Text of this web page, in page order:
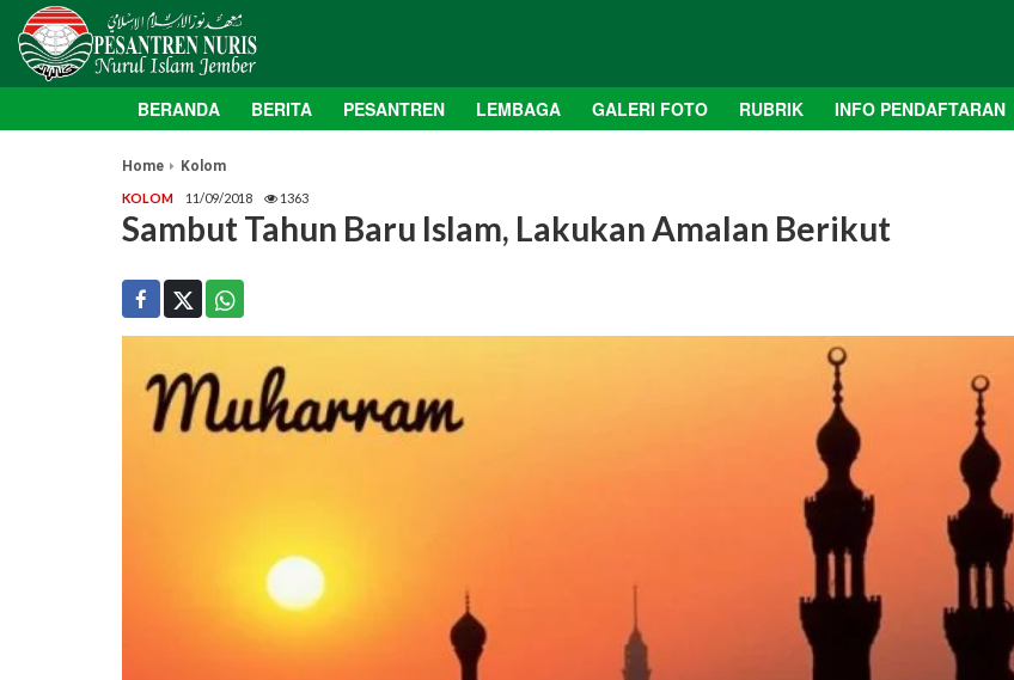
BERANDA BERITA PESANTREN LEMBAGA GALERI FOTO RUBRIK INFO PENDAFTARAN
Home Kolom
KOLOM 11/09/2018 1363
Sambut Tahun Baru Islam, Lakukan Amalan Berikut